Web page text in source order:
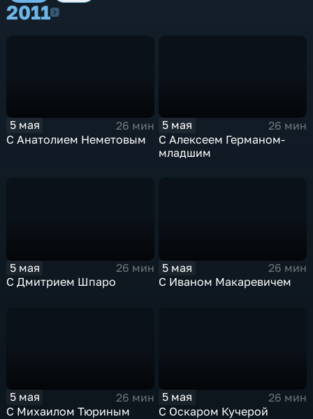
20112011
5 мая
26 мин
С Анатолием Неметовым
5 мая
26 мин
С Алексеем Германом-
младшим
5 мая
26 мин
С Дмитрием Шпаро
5 мая
26 мин
С Иваном Макаревичем
5 мая
26 мин
С Михаилом Тюриным
5 мая
26 мин
С Оскаром Кучерой